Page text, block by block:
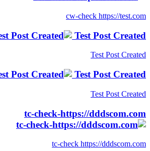
cw-check https://test.com
Test Post Created
Test Post Created
Test Post Created
Test Post Created
tc-check-https://dddscom.com
tc-check https://dddscom.com